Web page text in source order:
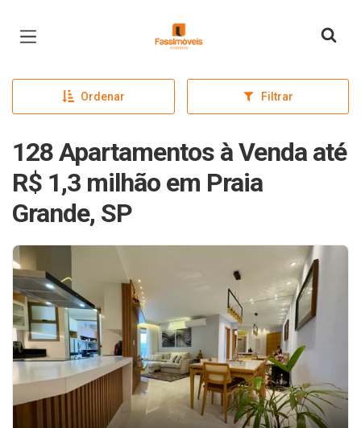
Página inicial
Ordenar Filtrar
128 Apartamentos à Venda até
R$ 1,3 milhão em Praia
Grande, SP